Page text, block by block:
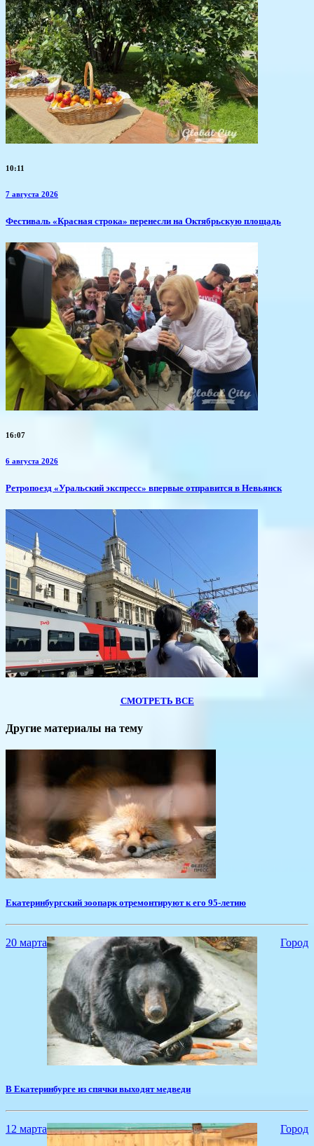
10:11
7 августа 2026
Фестиваль «Красная строка» перенесли на Октябрьскую площадь
16:07
6 августа 2026
​Ретропоезд «Уральский экспресс» впервые отправится в Невьянск
СМОТРЕТЬ ВСЕ
Другие материалы на тему
​Екатеринбургский зоопарк отремонтируют к его 95-летию
20 марта Город
В Екатеринбурге из спячки выходят медведи
12 марта Город